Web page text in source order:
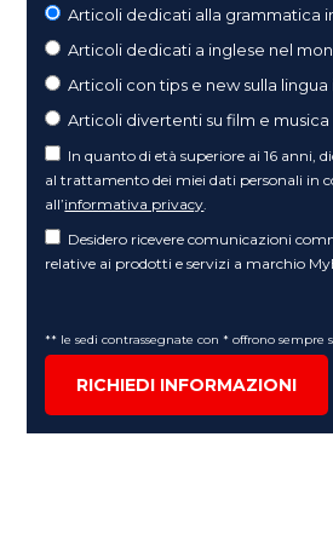
Articoli dedicati alla grammatica
Articoli dedicati a inglese nel
Articoli con tips e new sulla lingua
Articoli divertenti su film e musica
In quanto di età superiore ai 16 anni,
al trattamento dei miei dati personali in
all’informativa privacy.
Desidero ricevere comunicazioni
relative ai prodotti e servizi a marchio
** le sedi contrassegnate con * offrono sempre
RICHIEDI INFORMAZIONI